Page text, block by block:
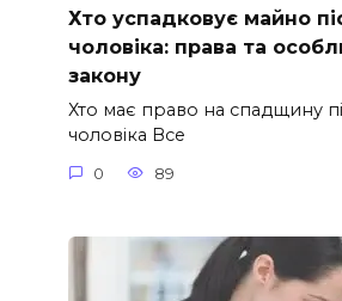
Хто успадковує майно
чоловіка: права та
закону
Хто має право на спадщину
чоловіка Все
0 89